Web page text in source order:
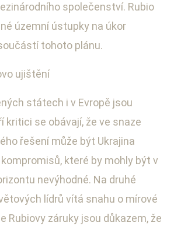
společenství. Rubio
územní ústupky na úkor
tohoto plánu.
ujištění
státech i v Evropě jsou
kritici se obávají, že ve snaze
řešení může být Ukrajina
které by mohly být v
nevýhodné. Na druhé
lídrů vítá snahu o mírové
Rubiovy záruky jsou důkazem, že